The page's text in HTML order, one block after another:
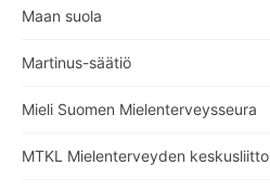
Maan suola
Martinus-säätiö
Mieli Suomen Mielenterveysseura
MTKL Mielenterveyden keskusliitto